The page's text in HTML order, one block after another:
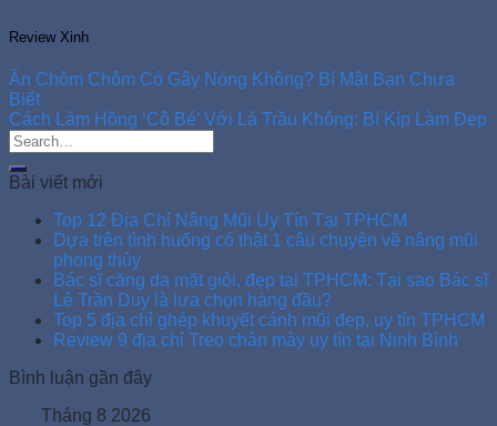
Review Xinh
Ăn Chôm Chôm Có Gây Nóng Không? Bí Mật Bạn Chưa
Biết
Cách Làm Hồng ‘Cô Bé’ Với Lá Trầu Không: Bí Kíp Làm Đẹp
Bài viết mới
Top 12 Địa Chỉ Nâng Mũi Uy Tín Tại TPHCM
Dựa trên tình huống có thật 1 câu chuyện về nâng mũi
phong thủy
Bác sĩ căng da mặt giỏi, đẹp tại TPHCM: Tại sao Bác sĩ
Lê Trần Duy là lựa chọn hàng đầu?
Top 5 địa chỉ ghép khuyết cánh mũi đẹp, uy tín TPHCM
Review 9 địa chỉ Treo chân mày uy tín tại Ninh Bình
Bình luận gần đây
Tháng 8 2026